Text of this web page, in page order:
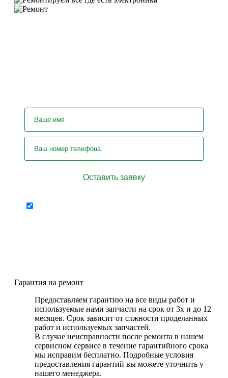
Гарантия на ремонт
Предоставляем гарантию на все виды работ и
используемые нами запчасти на срок от 3х и до 12
месяцев. Срок зависит от слжности проделанных
работ и используемых запчастей.
В случае неисправности после ремонта в нашем
сервисном сервисе в течение гарантийного срока
мы исправим бесплатно. Подробные условия
предоставления гарантий вы можете уточнить у
нашего менеджера.